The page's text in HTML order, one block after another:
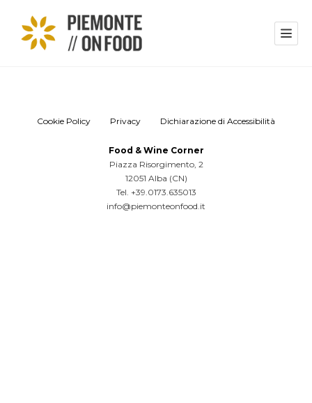
Cookie Policy Privacy Dichiarazione di Accessibilità
Food & Wine Corner
Piazza Risorgimento, 2
12051 Alba (CN)
Tel. +39.0173.635013
info@piemonteonfood.it